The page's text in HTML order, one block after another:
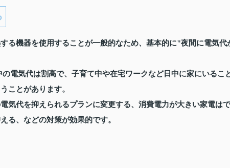
る機器を使用することが一般的なため、基本的に"夜間に電気代
電気代は割高で、子育て中や在宅ワークなど日中に家にいるこ
ことがあります。
気代を抑えられるプランに変更する、消費電力が大きい家電は
る、などの対策が効果的です。